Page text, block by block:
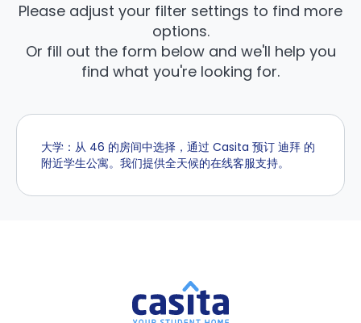
Please adjust your filter settings to find more
options.
Or fill out the form below and we'll help you
find what you're looking for.
大学：从 46 的房间中选择，通过 Casita 预订 迪拜 的
附近学生公寓。我们提供全天候的在线客服支持。